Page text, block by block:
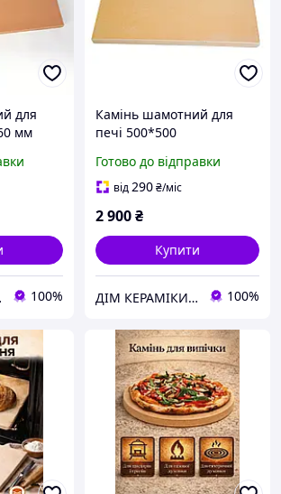
для
мм
100%
Камінь шамотний для
печі 500*500
Готово до відправки
від290₴/міс
2 900₴
Купити
ДІМ КЕРАМІКИ Shostak 100%